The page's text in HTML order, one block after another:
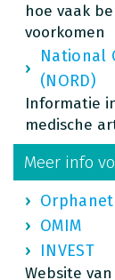
hoe vaak
voorkomen
National
(NORD)
Informatie
medische
Meer info
Orphanet
OMIM
INVEST
Website